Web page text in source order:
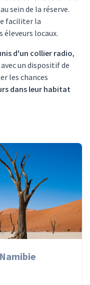
sein de la réserve.
faciliter la
locaux.
d'un collier radio,
un dispositif de
les chances
dans leur habitat